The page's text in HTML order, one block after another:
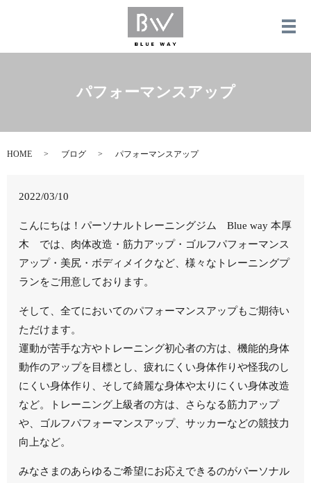
メ
パフォーマンスアップ
HOME ブログ パフォーマンスアップ
2022/03/10
こんにちは！パーソナルトレーニングジム Blue way 本厚
木 では、肉体改造・筋力アップ・ゴルフパフォーマンス
アップ・美尻・ボディメイクなど、様々なトレーニングプ
ランをご用意しております。
そして、全てにおいてのパフォーマンスアップもご期待い
ただけます。
運動が苦手な方やトレーニング初心者の方は、機能的身体
動作のアップを目標とし、疲れにくい身体作りや怪我のし
にくい身体作り、そして綺麗な身体や太りにくい身体改造
など。トレーニング上級者の方は、さらなる筋力アップ
や、ゴルフパフォーマンスアップ、サッカーなどの競技力
向上など。
みなさまのあらゆるご希望にお応えできるのがパーソナル